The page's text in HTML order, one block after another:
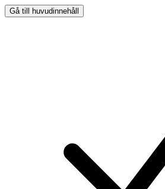
Gå till huvudinnehåll